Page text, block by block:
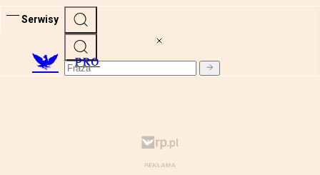
Serwisy
PRO